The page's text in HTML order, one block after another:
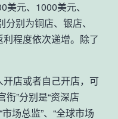
元、1000美元、
别为铜店、银店、
程度依次递增。除了
店或者自己开店，可
”分别是“资深店
市场总监”、“全球市场